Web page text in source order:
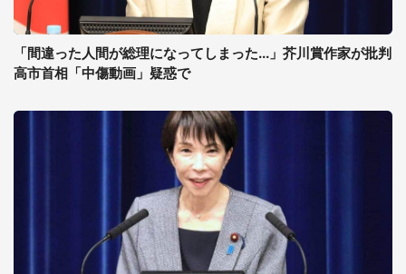
「間違った人間が総理になってしまった...」芥川賞作家が批判
高市首相「中傷動画」疑惑で